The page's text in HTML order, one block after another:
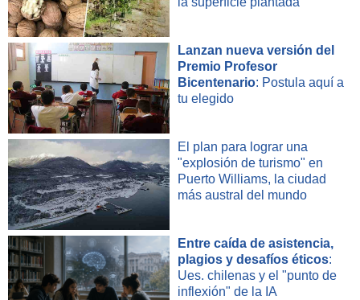
Lanzan nueva versión del
Premio Profesor
Bicentenario: Postula aquí a
tu elegido
El plan para lograr una
"explosión de turismo" en
Puerto Williams, la ciudad
más austral del mundo
Entre caída de asistencia,
plagios y desafíos éticos:
Ues. chilenas y el "punto de
inflexión" de la IA